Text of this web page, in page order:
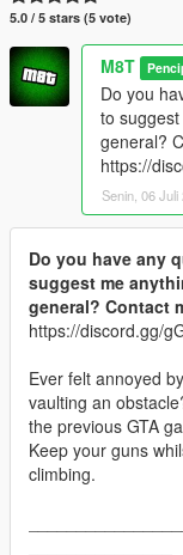
5.0 / 5 stars (5 vote)
M8T
Do you
to
general?
https://
Senin, 06 Juli
Do you have any
suggest me
general? Contact
https://discord.gg/
Ever felt annoyed
vaulting an
the previous GTA
Keep your guns
climbing.